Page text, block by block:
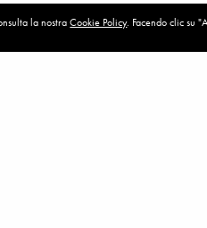
la nostraCookie Policy. Facendo clic su